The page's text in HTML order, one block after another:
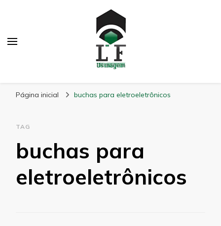
Página inicial buchas para eletroeletrônicos
TAG
buchas para
eletroeletrônicos